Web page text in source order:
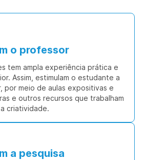
o professor
tem ampla experiência prática e
Assim, estimulam o estudante a
por meio de aulas expositivas e
e outros recursos que trabalham
criatividade.
a pesquisa